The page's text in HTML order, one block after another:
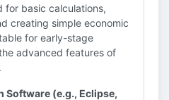
for basic calculations,
creating simple economic
for early-stage
advanced features of
Software (e.g., Eclipse,